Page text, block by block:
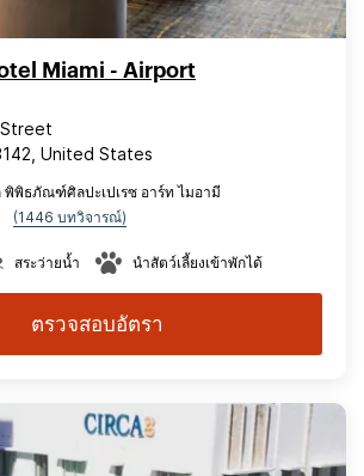
Miami - Airport
United States
พิพิธภัณฑ์ศิลปะเปเรซ อาร์ท ไมอามี
(1446 บทวิจารณ์)
สระว่ายน้ำ นำสัตว์เลี้ยงเข้าพักได้
ตรวจสอบอัตรา